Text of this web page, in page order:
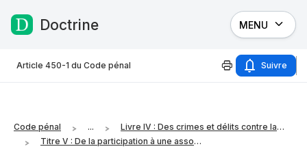
Passer au contenu
Doctrine MENU
Article 450-1 du Code pénal Suivre
Code pénal ...
Livre IV : Des crimes et délits contre la nation, l'Etat et la paix publique
Titre V : De la participation à une association de malfaiteurs et du concours à une organisation criminelle